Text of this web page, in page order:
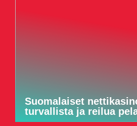
Suomalaiset
turvallista ja reilua